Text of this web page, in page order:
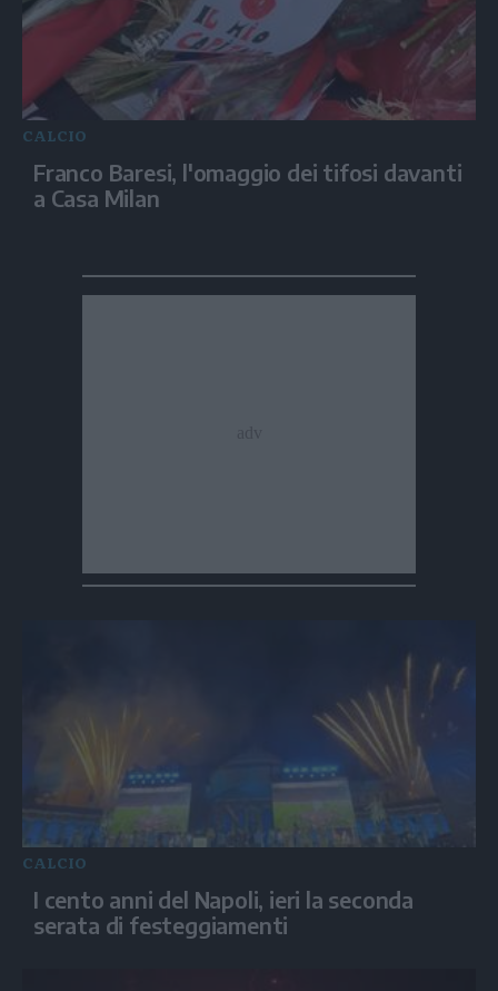
CALCIO
Franco Baresi, l'omaggio dei tifosi davanti
a Casa Milan
CALCIO
I cento anni del Napoli, ieri la seconda
serata di festeggiamenti